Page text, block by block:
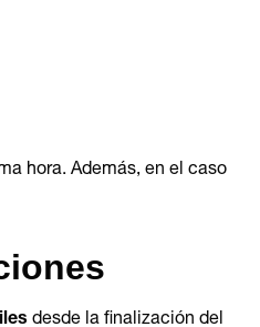
hora. Además, en el caso
desde la finalización del